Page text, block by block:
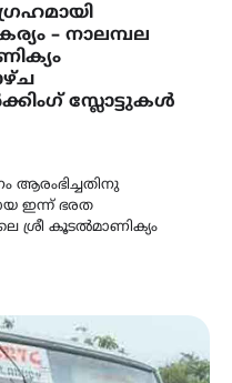
– നാലമ്പല
സ്ലോട്ടുകൾ
ആരംഭിച്ചതിനു
ഇന്ന് ഭരത
ശ്രീ കൂടൽമാണിക്യം